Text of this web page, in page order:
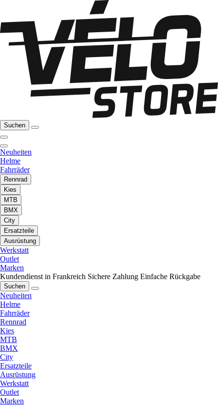
Suchen
Neuheiten
Helme
Fahrräder
Rennrad
Kies
MTB
BMX
City
Ersatzteile
Ausrüstung
Werkstatt
Outlet
Marken
Kundendienst in Frankreich Sichere Zahlung Einfache Rückgabe
Suchen
Neuheiten
Helme
Fahrräder
Rennrad
Kies
MTB
BMX
City
Ersatzteile
Ausrüstung
Werkstatt
Outlet
Marken